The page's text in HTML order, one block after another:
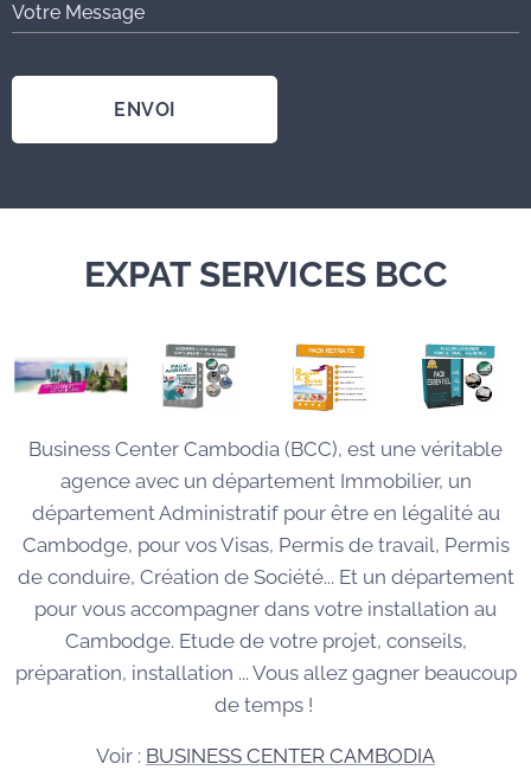
Votre Message
ENVOI
EXPAT SERVICES BCC
Business Center Cambodia (BCC), est une véritable
agence avec un département Immobilier, un
département Administratif pour être en légalité au
Cambodge, pour vos Visas, Permis de travail, Permis
de conduire, Création de Société... Et un département
pour vous accompagner dans votre installation au
Cambodge. Etude de votre projet, conseils,
préparation, installation ... Vous allez gagner beaucoup
de temps !
Voir : BUSINESS CENTER CAMBODIA